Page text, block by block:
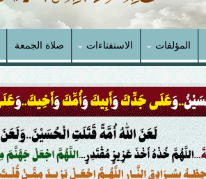
المؤلفات الاستفتاءات صلاة الجمعة